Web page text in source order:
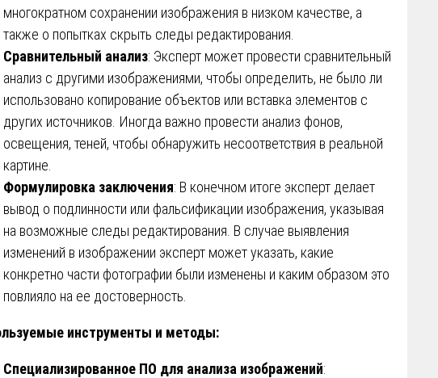
многократном сохранении изображения в низком качестве, а
также о попытках скрыть следы редактирования.
Сравнительный анализ: Эксперт может провести сравнительный
анализ с другими изображениями, чтобы определить, не было ли
использовано копирование объектов или вставка элементов с
других источников. Иногда важно провести анализ фонов,
освещения, теней, чтобы обнаружить несоответствия в реальной
картине.
Формулировка заключения: В конечном итоге эксперт делает
вывод о подлинности или фальсификации изображения, указывая
на возможные следы редактирования. В случае выявления
изменений в изображении эксперт может указать, какие
конкретно части фотографии были изменены и каким образом это
повлияло на ее достоверность.
инструменты и методы:
Специализированное ПО для анализа изображений: